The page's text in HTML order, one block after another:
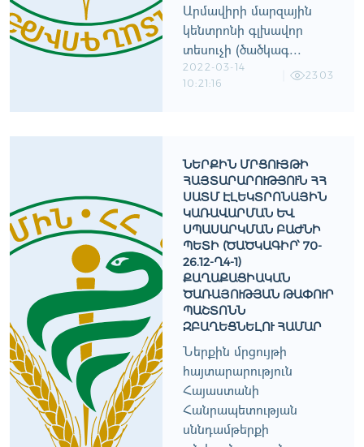
Արմավիրի մարզային
կենտրոնի գլխավոր
տեսուչի (ծածկագ...
2022-03-14
10:21:16
2303
ՆԵՐՔԻՆ ՄՐՑՈՒՅԹԻ
ՀԱՅՏԱՐԱՐՈՒԹՅՈՒՆ ՀՀ
ՍԱՏՄ ԷԼԵԿՏՐՈՆԱՅԻՆ
ԿԱՌԱՎԱՐՄԱՆ ԵՒ Ս
ՊԱՍԱՐԿՄԱՆ ԲԱԺՆԻ Պ
ԵՏԻ (ԾԱԾԿԱԳԻՐ՝ 70-2
6.12-Ղ4-1) Ք
ԱՂԱՔԱՑԻԱԿԱՆ Ծ
ԱՌԱՅՈՒԹՅԱՆ ԹԱՓՈՒՐ Պ
ԱՇՏՈՆՆ Զ
ԲԱՂԵՑՆԵԼՈՒ ՀԱՄԱՐ
Ներքին մրցույթի
հայտարարություն
Հայաստանի
Հանրապետության
սննդամթերքի